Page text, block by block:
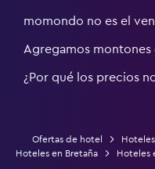
momondo no es el
Agregamos montones
¿Por qué los precios
Ofertas de hotel
Hoteles en Bretaña
Hoteles